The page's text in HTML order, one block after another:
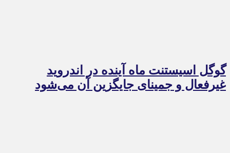
گوگل اسیستنت ماه آینده در اندروید
غیرفعال و جمینای جایگزین آن می‌شود